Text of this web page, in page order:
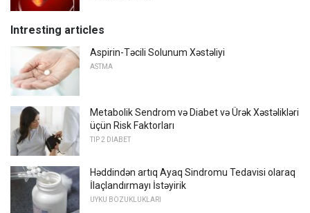
Intresting articles
Aspirin-Təcili Solunum Xəstəliyi
ASTMA
Metabolik Sendrom və Diabet və Ürək Xəstəlikləri
üçün Risk Faktorları
TIP 2 DIABET
Həddindən artıq Ayaq Sindromu Tedavisi olaraq
İlaçlandırmayı İstəyirik
UYKU BOZUKLUKLARI